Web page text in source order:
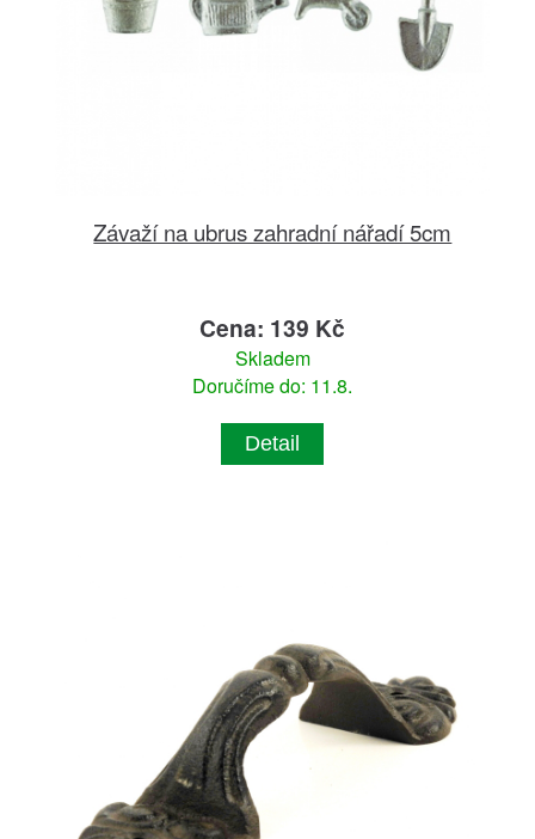
Závaží na ubrus zahradní nářadí 5cm
Cena: 139 Kč
Skladem
Doručíme do: 11.8.
Detail